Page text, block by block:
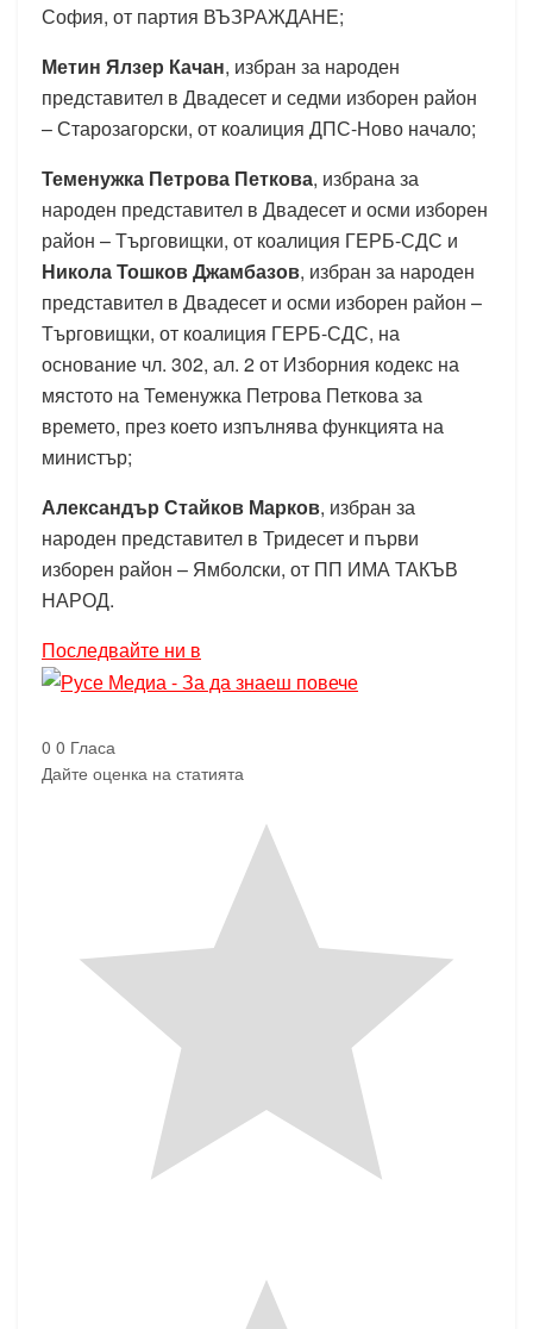
София, от партия ВЪЗРАЖДАНЕ;
Метин Ялзер Качан, избран за народен
представител в Двадесет и седми изборен район
– Старозагорски, от коалиция ДПС-Ново начало;
Теменужка Петрова Петкова, избрана за
народен представител в Двадесет и осми изборен
район – Търговищки, от коалиция ГЕРБ-СДС и
Никола Тошков Джамбазов, избран за народен
представител в Двадесет и осми изборен район –
Търговищки, от коалиция ГЕРБ-СДС, на
основание чл. 302, ал. 2 от Изборния кодекс на
мястото на Теменужка Петрова Петкова за
времето, през което изпълнява функцията на
министър;
Александър Стайков Марков, избран за
народен представител в Тридесет и първи
изборен район – Ямболски, от ПП ИМА ТАКЪВ
НАРОД.
Последвайте ни в
0 0 Гласа
Дайте оценка на статията